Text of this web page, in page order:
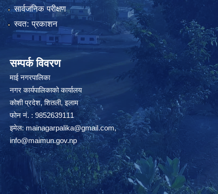
सार्वजनिक परीक्षण
स्वत: प्रकाशन
सम्पर्क विवरण
माई नगरपालिका
नगर कार्यपालिकाको कार्यालय
कोशी प्रदेश, शितली, इलाम
फोन नं. : 9852639111
इमेल:mainagarpalika@gmail.com,
info@maimun.gov.np